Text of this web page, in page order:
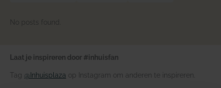
No posts found.
Laat je inspireren door #inhuisfan
Tag @Inhuisplaza op Instagram om anderen te inspireren.